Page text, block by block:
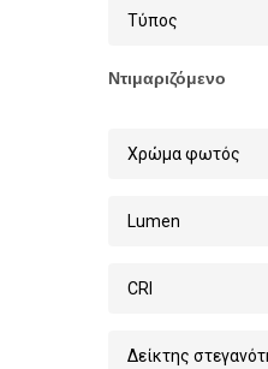
Ντιμαριζόμενο